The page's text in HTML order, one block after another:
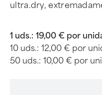
ultra.dry,
1 uds.: 19,00 € por
10 uds.: 12,00 € por
50 uds.: 10,00 € por